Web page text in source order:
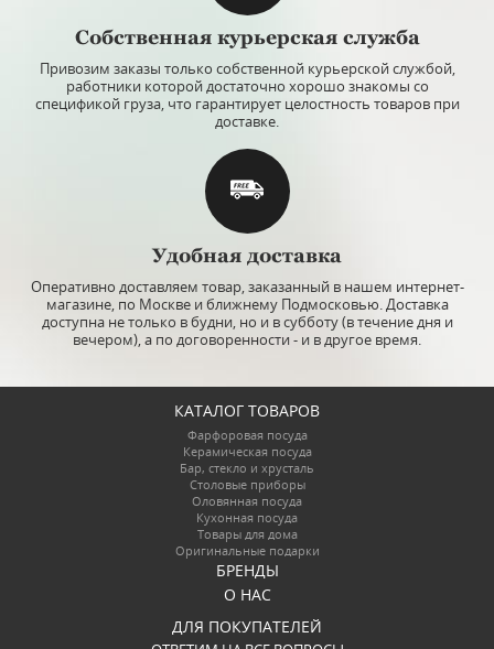
Собственная курьерская служба
Привозим заказы только собственной курьерской службой,
работники которой достаточно хорошо знакомы со
спецификой груза, что гарантирует целостность товаров при
доставке.
Удобная доставка
Оперативно доставляем товар, заказанный в нашем интернет-
магазине, по Москве и ближнему Подмосковью. Доставка
доступна не только в будни, но и в субботу (в течение дня и
вечером), а по договоренности - и в другое время.
КАТАЛОГ ТОВАРОВ
Фарфоровая посуда
Керамическая посуда
Бар, стекло и хрусталь
Столовые приборы
Оловянная посуда
Кухонная посуда
Товары для дома
Оригинальные подарки
БРЕНДЫ
О НАС
ДЛЯ ПОКУПАТЕЛЕЙ